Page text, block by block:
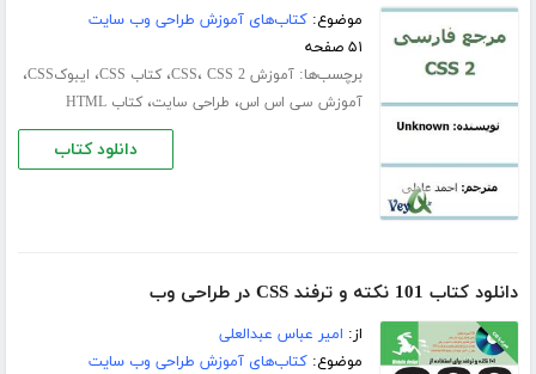
موضوع:کتاب‌های آموزش طراحی وب سایت
۵۱ صفحه
برچسب‌ها:آموزش CSS ، CSS 2 ،کتاب CSS ، ایبوکCSS ،
آموزش سی اس اس، طراحی سایت،کتاب HTML
دانلود کتاب
دانلود کتاب 101 نکته و ترفند CSS در طراحی وب
از: امیر عباس عبدالعلی
موضوع:کتاب‌های آموزش طراحی وب سایت